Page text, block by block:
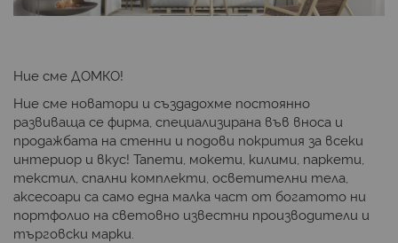
Ние сме ДОМКО!
Ние сме новатори и създадохме постоянно
развиваща се фирма, специализирана във вноса и
продажбата на стенни и подови покрития за всеки
интериор и вкус! Тапети, мокети, килими, паркети,
текстил, спални комплекти, осветителни тела,
аксесоари са само една малка част от богатото ни
портфолио на световно известни производители и
търговски марки.